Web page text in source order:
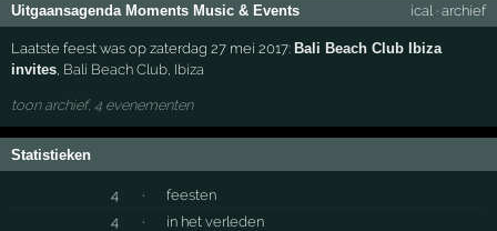
Uitgaansagenda Moments Music & Events ical · archief
Laatste feest was op zaterdag 27 mei 2017: Bali Beach Club Ibiza
invites, Bali Beach Club, Ibiza
toon archief, 4 evenementen
Statistieken
4 ·
feesten
4
·
in het verleden